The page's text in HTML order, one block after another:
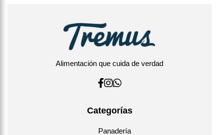
Alimentación que cuida de verdad
Categorías
Panadería